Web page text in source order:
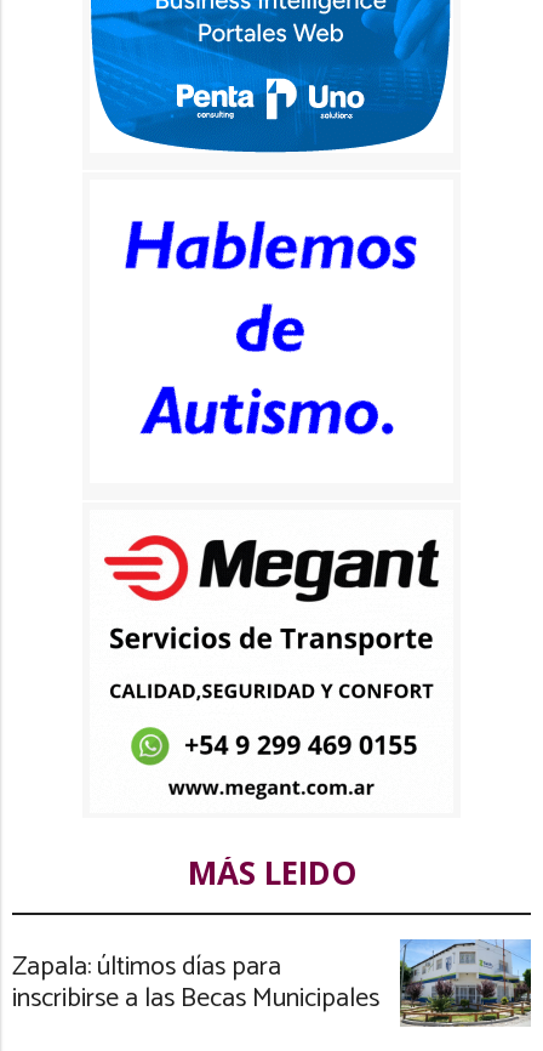
MÁS LEIDO
Zapala: últimos días para
inscribirse a las Becas Municipales